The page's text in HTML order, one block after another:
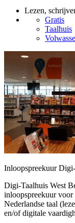
Lezen,
Gratis
Taalhuis
Inloopspreekuur
Digi-Taalhuis West
inloopspreekuur voor
Nederlandse taal
en/of digitale